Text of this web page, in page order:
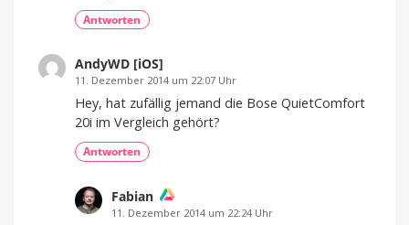
Antworten
AndyWD [iOS]
11. Dezember 2014 um 22:07 Uhr
Hey, hat zufällig jemand die Bose QuietComfort
20i im Vergleich gehört?
Antworten
Fabian
11. Dezember 2014 um 22:24 Uhr